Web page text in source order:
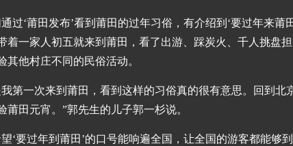
过‘莆田发布’看到莆田的过年习俗，有介绍到‘要过年来
着一家人初五就来到莆田，看了出游、踩炭火、千人挑盘
其他村庄不同的民俗活动。
我第一次来到莆田，看到这样的习俗真的很有意思。回到
莆田元宵。”郭先生的儿子郭一杉说。
‘要过年到莆田’的口号能响遍全国，让全国的游客都能够